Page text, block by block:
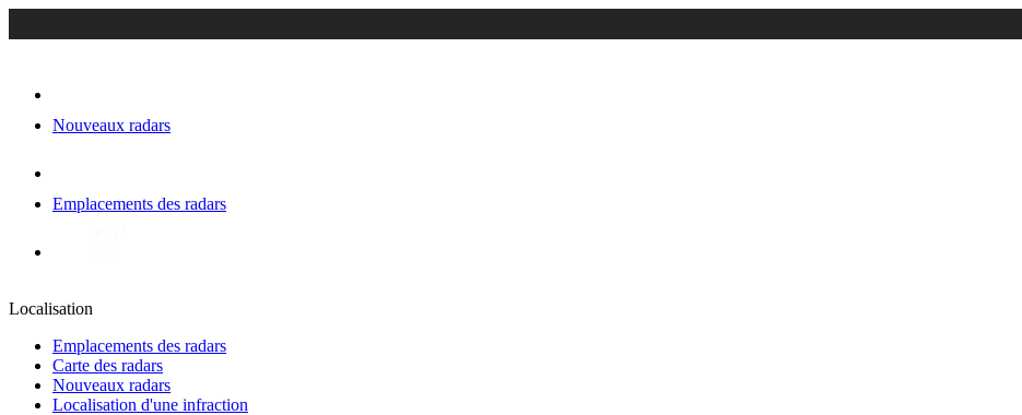
Nouveaux radars
Emplacements des radars
Localisation
Emplacements des radars
Carte des radars
Nouveaux radars
Localisation d'une infraction